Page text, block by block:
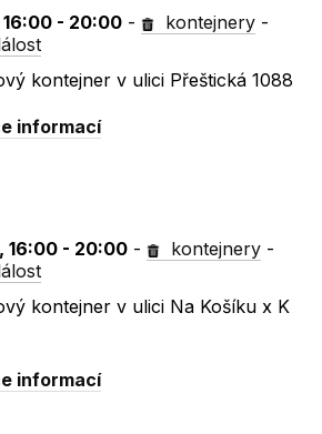
16:00 - 20:00 - kontejnery -
kontejner v ulici Přeštická 1088
informací
16:00 - 20:00 - kontejnery -
kontejner v ulici Na Košíku x K
informací